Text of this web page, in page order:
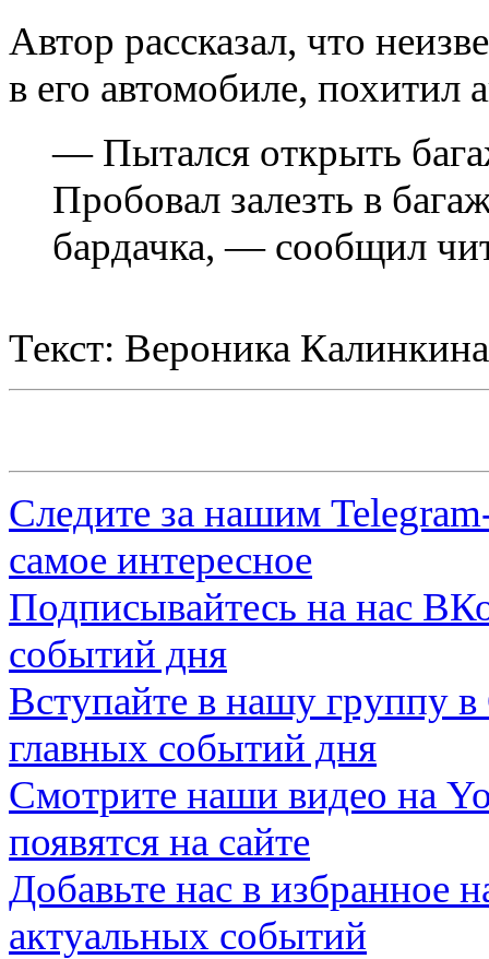
Автор рассказал, что
в его автомобиле, похитил
— Пытался открыть
Пробовал залезть в
бардачка, — сообщил
Текст: Вероника Калинкина
Следите за нашим
самое интересное
Подписывайтесь на нас
событий дня
Вступайте в нашу группу в
главных событий дня
Смотрите наши видео на
появятся на сайте
Добавьте нас в избранное
актуальных событий